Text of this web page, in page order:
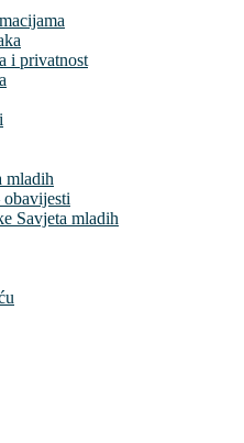
i privatnost
mladih
obavijesti
Savjeta mladih